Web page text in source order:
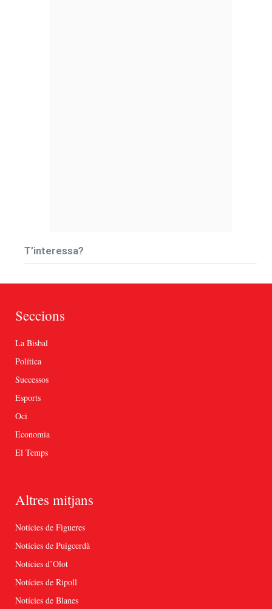
T’interessa?
Seccions
La Bisbal
Política
Successos
Esports
Oci
Economia
El Temps
Altres mitjans
Notícies de Figueres
Notícies de Puigcerdà
Notícies d’Olot
Notícies de Ripoll
Notícies de Blanes